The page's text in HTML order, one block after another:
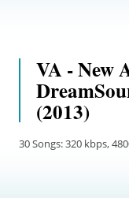
VA - New
(2013)
30 Songs: 320 kbps,